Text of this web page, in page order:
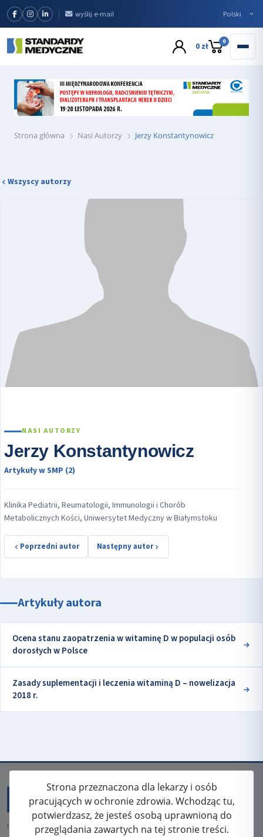
wyślij e-mail
0 zł 0
Strona główna Nasi Autorzy Jerzy Konstantynowicz
Wszyscy autorzy
NASI AUTORZY
Jerzy Konstantynowicz
Artykuły w SMP (2)
Klinika Pediatrii, Reumatologii, Immunologii i Chorób
Metabolicznych Kości, Uniwersytet Medyczny w Białymstoku
Poprzedni autor Następny autor
Artykuły autora
Ocena stanu zaopatrzenia w witaminę D w populacji osób
dorosłych w Polsce
Zasady suplementacji i leczenia witaminą D – nowelizacja
2018 r.
Strona przeznaczona dla lekarzy i osób
pracujących w ochronie zdrowia. Wchodząc tu,
potwierdzasz, że jesteś osobą uprawnioną do
przeglądania zawartych na tej stronie treści.
ISSN: 2080-5438